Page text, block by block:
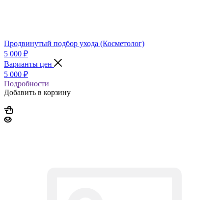
Продвинутый подбор ухода (Косметолог)
5 000 ₽
Варианты цен
5 000 ₽
Подробности
Добавить в корзину